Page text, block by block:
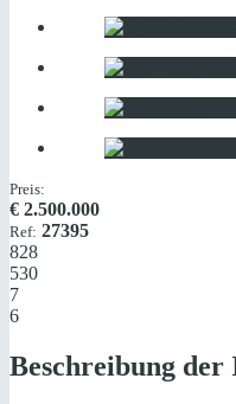
Preis:
€ 2.500.000
Ref: 27395
828
530
7
6
Beschreibung